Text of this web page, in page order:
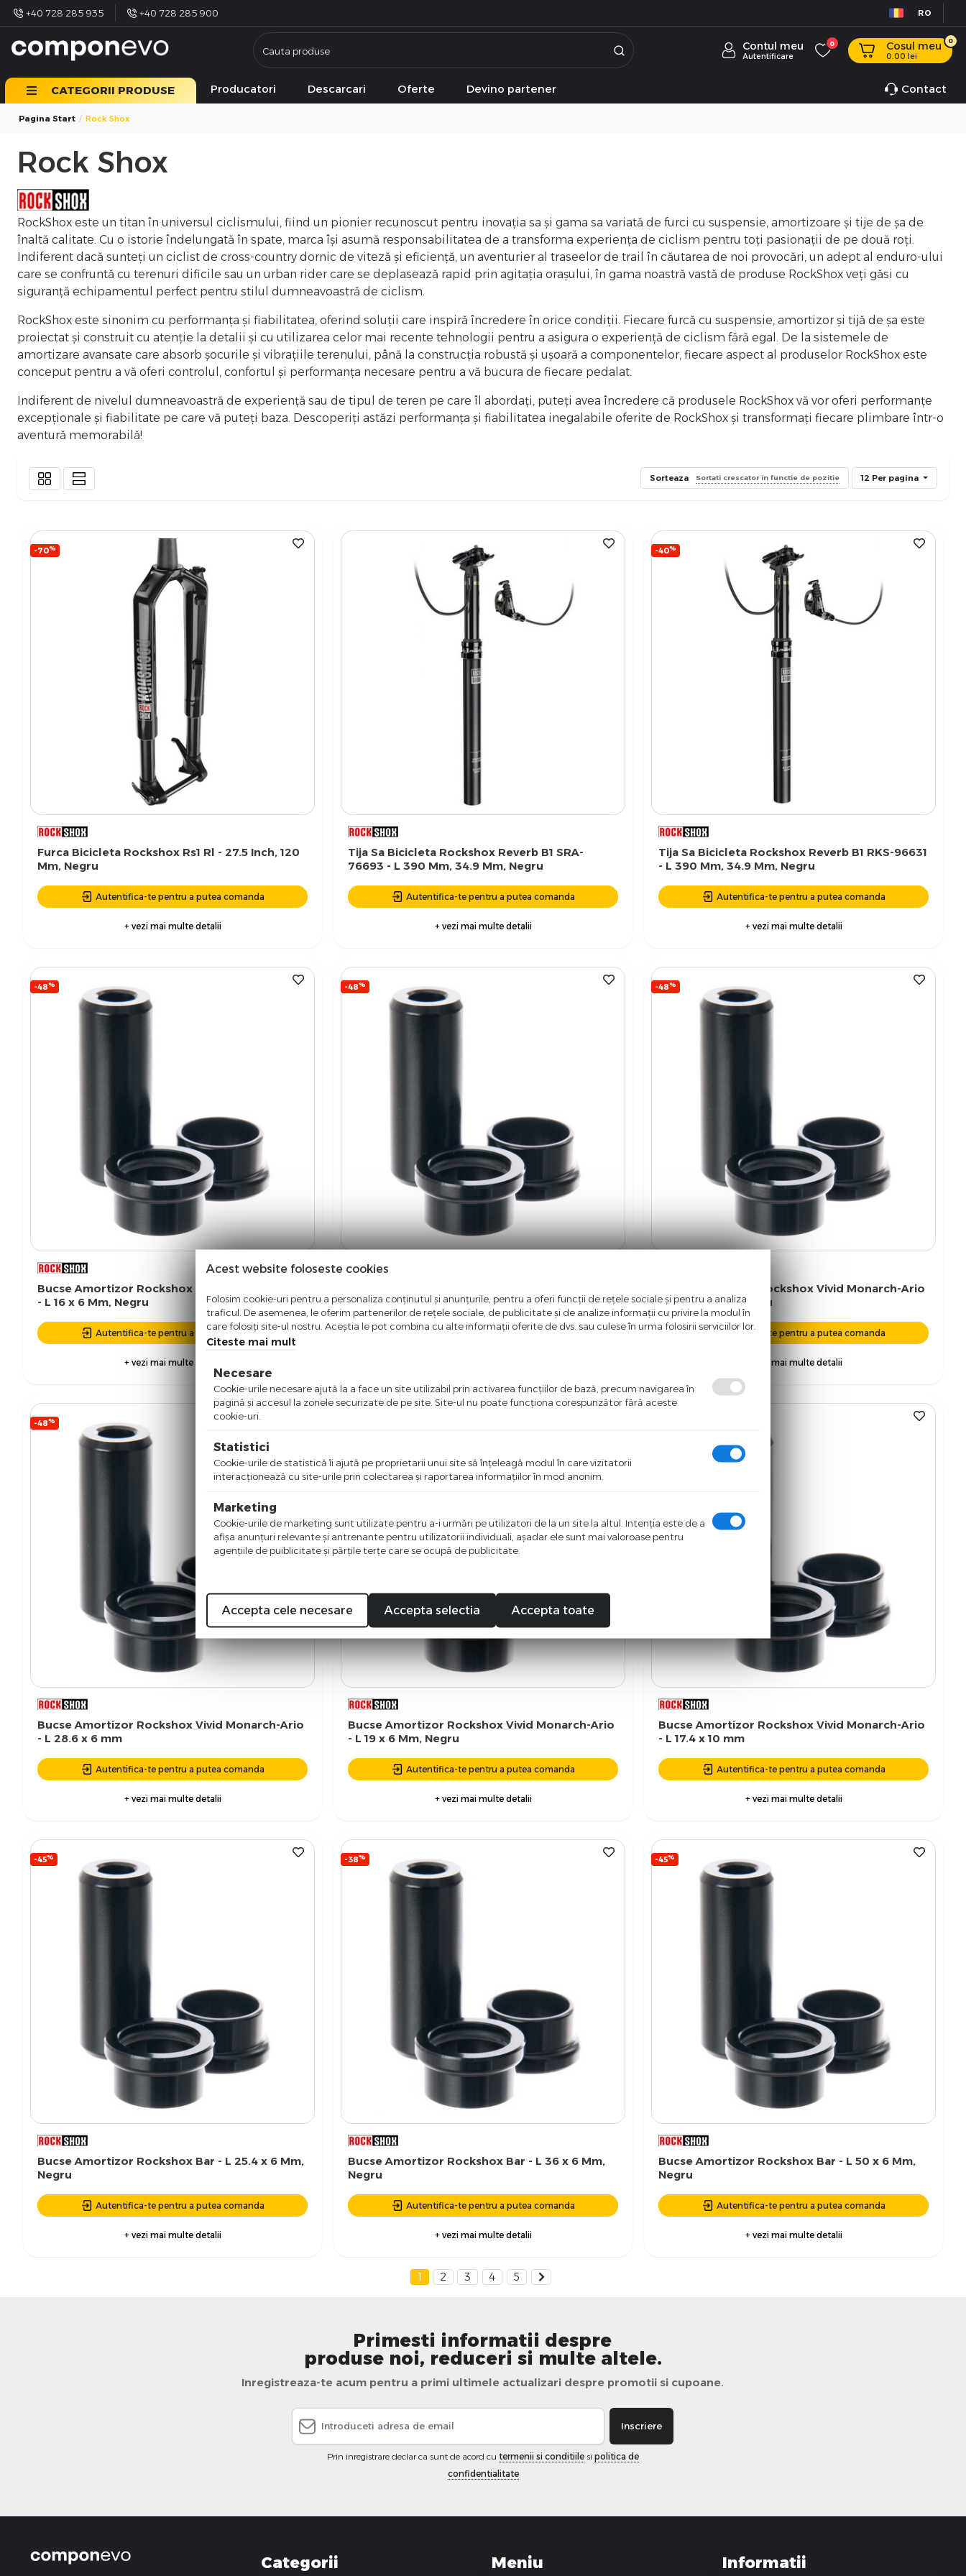
+40 728 285 935 +40 728 285 900 RO
Contul meu
Autentificare
0 Cosul meu
0.00 lei
0
CATEGORII PRODUSE Producatori Descarcari Oferte Devino partener Contact
Pagina Start Rock Shox
Rock Shox
RockShox este un titan în universul ciclismului, fiind un pionier recunoscut pentru inovația sa și gama sa variată de furci cu suspensie, amortizoare și tije de șa de
înaltă calitate. Cu o istorie îndelungată în spate, marca își asumă responsabilitatea de a transforma experiența de ciclism pentru toți pasionații de pe două roți.
Indiferent dacă sunteți un ciclist de cross-country dornic de viteză și eficiență, un aventurier al traseelor de trail în căutarea de noi provocări, un adept al enduro-ului
care se confruntă cu terenuri dificile sau un urban rider care se deplasează rapid prin agitația orașului, în gama noastră vastă de produse RockShox veți găsi cu
siguranță echipamentul perfect pentru stilul dumneavoastră de ciclism.
RockShox este sinonim cu performanța și fiabilitatea, oferind soluții care inspiră încredere în orice condiții. Fiecare furcă cu suspensie, amortizor și tijă de șa este
proiectat și construit cu atenție la detalii și cu utilizarea celor mai recente tehnologii pentru a asigura o experiență de ciclism fără egal. De la sistemele de
amortizare avansate care absorb șocurile și vibrațiile terenului, până la construcția robustă și ușoară a componentelor, fiecare aspect al produselor RockShox este
conceput pentru a vă oferi controlul, confortul și performanța necesare pentru a vă bucura de fiecare pedalat.
Indiferent de nivelul dumneavoastră de experiență sau de tipul de teren pe care îl abordați, puteți avea încredere că produsele RockShox vă vor oferi performanțe
excepționale și fiabilitate pe care vă puteți baza. Descoperiți astăzi performanța și fiabilitatea inegalabile oferite de RockShox și transformați fiecare plimbare într-o
aventură memorabilă!
Sorteaza Sortati crescator in functie de pozitie 12 Per pagina
-70%
Furca Bicicleta Rockshox Rs1 Rl - 27.5 Inch, 120
Mm, Negru
Autentifica-te pentru a putea comanda
+ vezi mai multe detalii
Tija Sa Bicicleta Rockshox Reverb B1 SRA-
76693 - L 390 Mm, 34.9 Mm, Negru
Autentifica-te pentru a putea comanda
+ vezi mai multe detalii
-40%
Tija Sa Bicicleta Rockshox Reverb B1 RKS-96631
- L 390 Mm, 34.9 Mm, Negru
Autentifica-te pentru a putea comanda
+ vezi mai multe detalii
-48%
Bucse Amortizor Rockshox Vivid Monarch-Ario
- L 16 x 6 Mm, Negru
Autentifica-te pentru a putea comanda
+ vezi mai multe detalii
-48%
- L 34 x 6 Mm, Negru
Autentifica-te pentru a putea comanda
-48%
Bucse Amortizor Rockshox Vivid Monarch-Ario
- L 42 x 6 Mm, Negru
Autentifica-te pentru a putea comanda
+ vezi mai multe detalii
-48%
Bucse Amortizor Rockshox Vivid Monarch-Ario
- L 28.6 x 6 mm
Autentifica-te pentru a putea comanda
+ vezi mai multe detalii
Bucse Amortizor Rockshox Vivid Monarch-Ario
- L 19 x 6 Mm, Negru
Autentifica-te pentru a putea comanda
+ vezi mai multe detalii
Bucse Amortizor Rockshox Vivid Monarch-Ario
- L 17.4 x 10 mm
Autentifica-te pentru a putea comanda
+ vezi mai multe detalii
-45%
Bucse Amortizor Rockshox Bar - L 25.4 x 6 Mm,
Negru
Autentifica-te pentru a putea comanda
+ vezi mai multe detalii
-38%
Bucse Amortizor Rockshox Bar - L 36 x 6 Mm,
Negru
Autentifica-te pentru a putea comanda
+ vezi mai multe detalii
-45%
Bucse Amortizor Rockshox Bar - L 50 x 6 Mm,
Negru
Autentifica-te pentru a putea comanda
+ vezi mai multe detalii
1 2 3 4 5
Primesti informatii despre
produse noi, reduceri si multe altele.
Inregistreaza-te acum pentru a primi ultimele actualizari despre promotii si cupoane.
Inscriere
Prin inregistrare declar ca sunt de acord cu termenii si conditiile si politica de
confidentialitate
Categorii Meniu Informatii
Acest website foloseste cookies
Folosim cookie-uri pentru a personaliza conținutul și anunțurile, pentru a oferi funcții de rețele sociale și pentru a analiza
traficul. De asemenea, le oferim partenerilor de rețele sociale, de publicitate și de analize informații cu privire la modul în
care folosiți site-ul nostru. Aceștia le pot combina cu alte informații oferite de dvs. sau culese în urma folosirii serviciilor lor.
Citeste mai mult
Necesare
Cookie-urile necesare ajută la a face un site utilizabil prin activarea funcţiilor de bază, precum navigarea în
pagină şi accesul la zonele securizate de pe site. Site-ul nu poate funcţiona corespunzător fără aceste
cookie-uri.
Statistici
Cookie-urile de statistică îi ajută pe proprietarii unui site să înţeleagă modul în care vizitatorii
interacţionează cu site-urile prin colectarea şi raportarea informaţiilor în mod anonim.
Marketing
Cookie-urile de marketing sunt utilizate pentru a-i urmări pe utilizatori de la un site la altul. Intenţia este de a
afişa anunţuri relevante şi antrenante pentru utilizatorii individuali, aşadar ele sunt mai valoroase pentru
agenţiile de puiblicitate şi părţile terţe care se ocupă de publicitate.
Accepta cele necesare Accepta selectia Accepta toate